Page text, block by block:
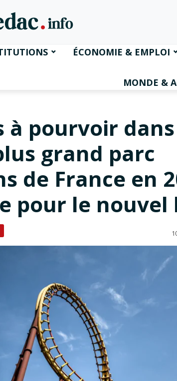
ÉCONOMIE & EMPLOI
MONDE &
à pourvoir
grand parc
de France en
pour le nouvel